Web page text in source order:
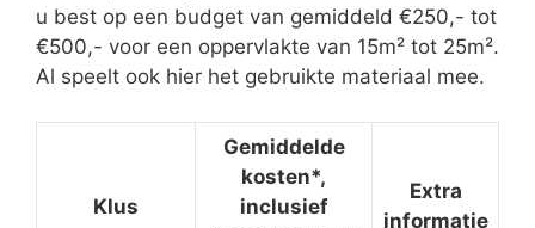
u best op een budget van gemiddeld €250,- tot
€500,- voor een oppervlakte van 15m² tot 25m².
Al speelt ook hier het gebruikte materiaal mee.
Klus
Gemiddelde
kosten*,
inclusief
Extra
informatie